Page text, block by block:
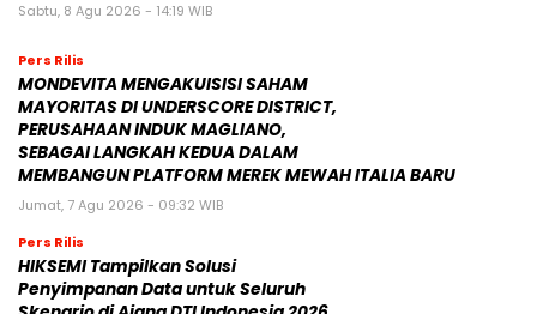
Sabtu, 8 Agu 2026 - 14:19 WIB
Pers Rilis
MONDEVITA MENGAKUISISI SAHAM
MAYORITAS DI UNDERSCORE DISTRICT,
PERUSAHAAN INDUK MAGLIANO,
SEBAGAI LANGKAH KEDUA DALAM
MEMBANGUN PLATFORM MEREK MEWAH ITALIA BARU
Jumat, 7 Agu 2026 - 09:32 WIB
Pers Rilis
HIKSEMI Tampilkan Solusi
Penyimpanan Data untuk Seluruh